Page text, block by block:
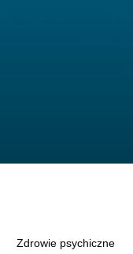
Zdrowie psychiczne